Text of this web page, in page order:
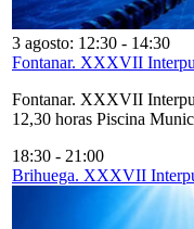
3 agosto: 12:30 - 14:30
Fontanar. XXXVII
Fontanar. XXXVII
12,30 horas Piscina
18:30 - 21:00
Brihuega. XXXVII